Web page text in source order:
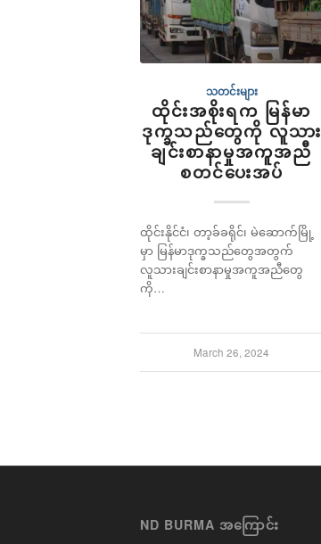
သတင်းများ
ထိုင်းအစိုးရက မြန်မာ
ဒုက္ခသည်တွေကို လူသား
ချင်းစာနာမှုအကူအညီ
စတင်ပေးအပ်
ထိုင်းနိုင်ငံ၊ တာ့ခ်ခရိုင်၊ မဲဆောက်မြို့
မှာ မြန်မာဒုက္ခသည်တွေအတွက်
လူသားချင်းစာနာမှုအကူအညီတွေ
ကို…
March 26, 2024
ND BURMA အကြောင်း